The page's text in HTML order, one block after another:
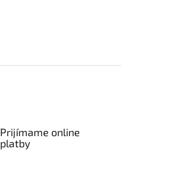
Prijímame online
platby